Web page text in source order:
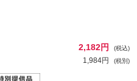
2,182円 (税込)
1,984円 (税別)